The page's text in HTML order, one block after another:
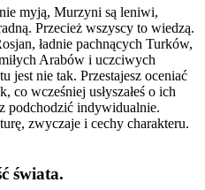
myją, Murzyni są leniwi,
Przecież wszyscy to wiedzą.
ładnie pachnących Turków,
Arabów i uczciwych
jest nie tak. Przestajesz oceniać
co wcześniej usłyszałeś o ich
podchodzić indywidualnie.
zwyczaje i cechy charakteru.
świata.